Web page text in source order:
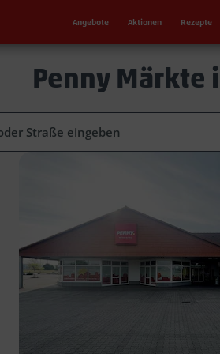
Angebote Aktionen Rezepte
Penny Märkte